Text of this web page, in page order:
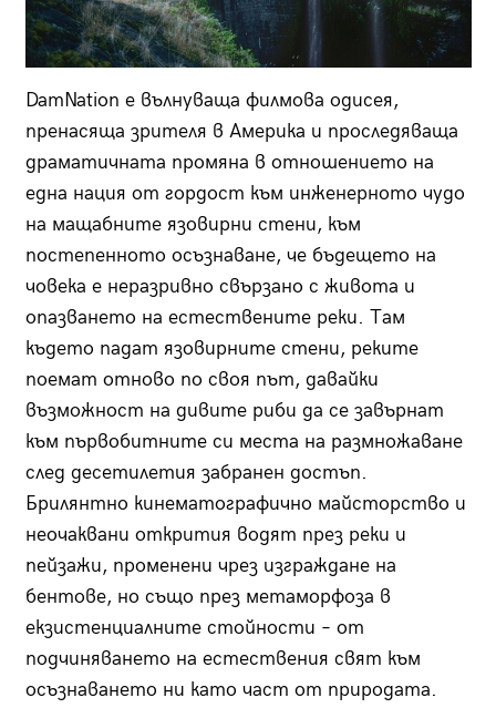
DamNation е вълнуваща филмова одисея,
пренасяща зрителя в Америка и проследяваща
драматичната промяна в отношението на
една нация от гордост към инженерното чудо
на мащабните язовирни стени, към
постепенното осъзнаване, че бъдещето на
човека е неразривно свързано с живота и
опазването на естествените реки. Там
където падат язовирните стени, реките
поемат отново по своя път, давайки
възможност на дивите риби да се завърнат
към първобитните си места на размножаване
след десетилетия забранен достъп.
Брилянтно кинематографично майсторство и
неочаквани открития водят през реки и
пейзажи, променени чрез изграждане на
бентове, но също през метаморфоза в
екзистенциалните стойности – от
подчиняването на естествения свят към
осъзнаването ни като част от природата.